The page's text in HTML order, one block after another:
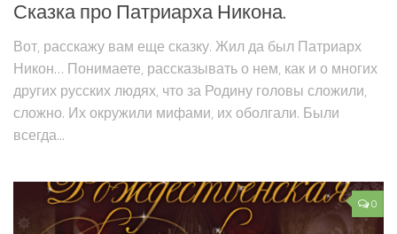
Сказка про Патриарха Никона.
Вот, расскажу вам еще сказку. Жил да был Патриарх
Никон… Понимаете, рассказывать о нем, как и о многих
других русских людях, что за Родину головы сложили,
сложно. Их окружили мифами, их оболгали. Были
всегда...
0